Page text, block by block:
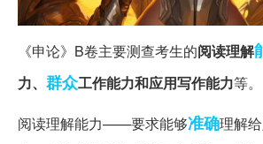
《申论》B卷主要测查考生的阅读理解
力、 群众工作能力和应用写作能力等。
阅读理解能力——要求能够准确理解